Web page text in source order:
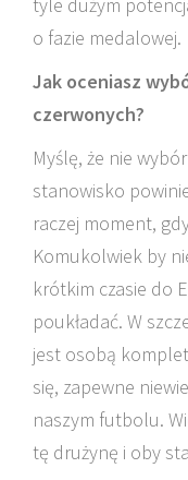
o fazie medalowej.
Jak oceniasz
czerwonych?
Myślę, że nie
stanowisko
raczej moment,
Komukolwiek by
krótkim czasie do
poukładać. W
jest osobą
się, zapewne
naszym futbolu.
tę drużynę i oby